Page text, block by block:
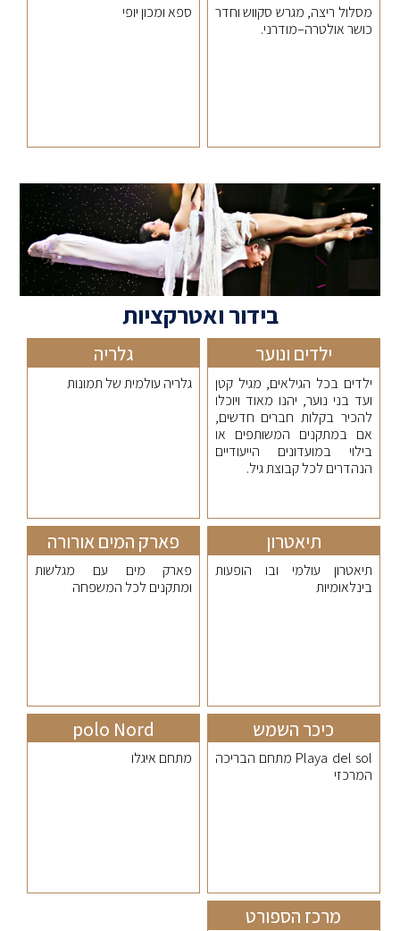
מסלול ריצה, מגרש סקווש וחדר
כושר אולטרה–מודרני.
ספא ומכון יופי
בידור ואטרקציות
ילדים ונוער
ילדים בכל הגילאים, מגיל קטן
ועד בני נוער, יהנו מאוד ויוכלו
להכיר בקלות חברים חדשים,
אם במתקנים המשותפים או
בילוי במועדונים הייעודיים
הנהדרים לכל קבוצת גיל.
גלריה
גלריה עולמית של תמונות
תיאטרון
תיאטרון עולמי ובו הופעות
בינלאומיות
פארק המים אורורה
פארק מים עם מגלשות
ומתקנים לכל המשפחה
כיכר השמש
Playa del sol מתחם הבריכה
המרכזי
polo Nord
מתחם איגלו
מרכז הספורט